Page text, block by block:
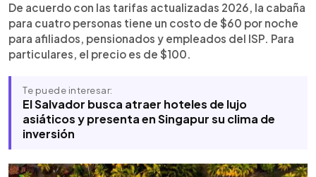
particulares. El complejo cuenta con tres
unidades de cada tipo y permite reservaciones
mediante el correo reserva@isp.gob.sv o al
número 6200-2790. El parqueo se paga por
De acuerdo con las tarifas actualizadas 2026, la cabaña
para cuatro personas tiene un costo de $60 por noche
para afiliados, pensionados y empleados del ISP. Para
particulares, el precio es de $100.
Te puede interesar:
El Salvador busca atraer hoteles de lujo
asiáticos y presenta en Singapur su clima de
inversión